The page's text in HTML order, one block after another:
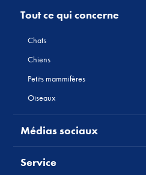
Tout ce qui concerne
Chats
Chiens
Petits mammifères
Oiseaux
Médias sociaux
Service